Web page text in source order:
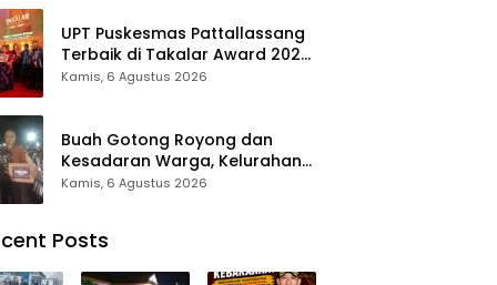
UPT Puskesmas Pattallassang
Terbaik di Takalar Award 2026,
Bukti Komitmen Hadirkan
Kamis, 6 Agustus 2026
Buah Gotong Royong dan
Kesadaran Warga, Kelurahan
Patte’ne Menjadi Bintang
Kamis, 6 Agustus 2026
Posts